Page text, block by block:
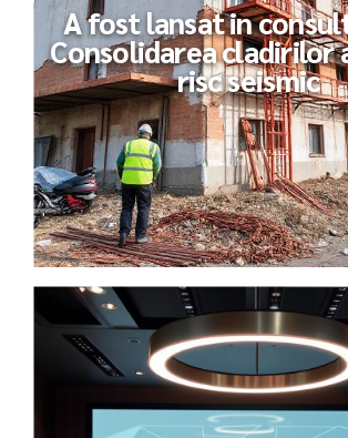
A fost lansat in
Consolidarea cladirilor
risc seismic